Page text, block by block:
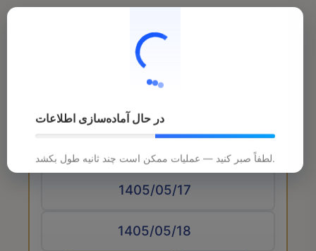
Arrival date
در حال آماده‌سازی اطلاعات
لطفاً صبر کنید — عملیات ممکن است چند ثانیه طول بکشد.